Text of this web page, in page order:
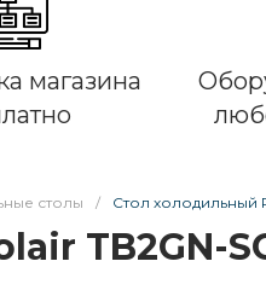
магазина
столы / Стол холодильный
TB2GN-